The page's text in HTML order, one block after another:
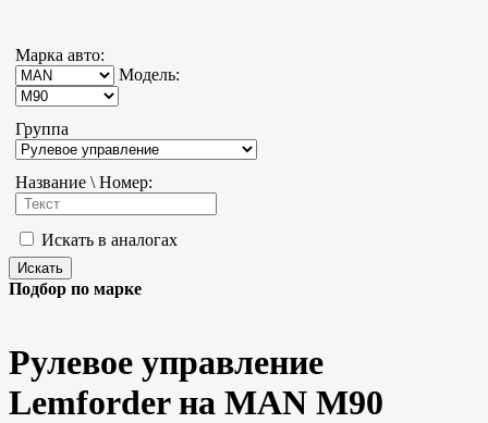
Марка авто:
Модель:
Группа
Название \ Номер:
Искать в аналогах
Подбор по марке
Рулевое управление
Lemforder на MAN M90